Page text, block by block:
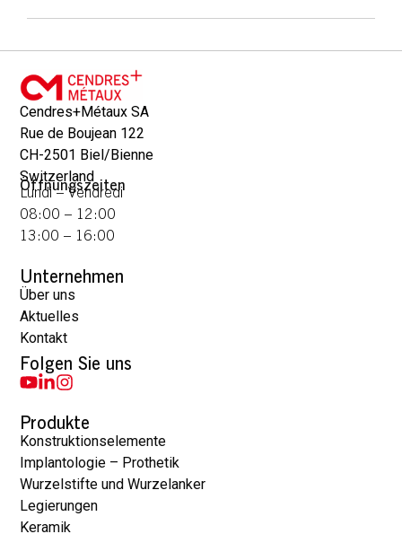
Cendres+Métaux SA
Rue de Boujean 122
CH-2501 Biel/Bienne
Switzerland
Öffnungszeiten
Lundi – Vendredi
08:00 – 12:00
13:00 – 16:00
Unternehmen
Über uns
Aktuelles
Kontakt
Folgen Sie uns
Produkte
Konstruktionselemente
Implantologie – Prothetik
Wurzelstifte und Wurzelanker
Legierungen
Keramik